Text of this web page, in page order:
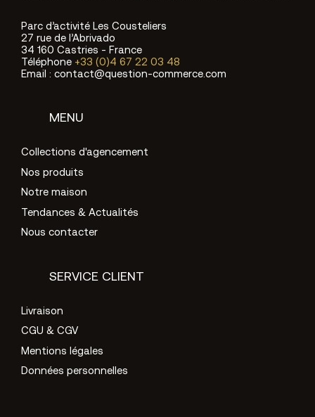
Parc d’activité Les Cousteliers
27 rue de l’Abrivado
34 160 Castries - France
Téléphone +33 (0)4 67 22 03 48
Email : contact@question-commerce.com
MENU
Collections d'agencement
Nos produits
Notre maison
Tendances & Actualités
Nous contacter
SERVICE CLIENT
Livraison
CGU & CGV
Mentions légales
Données personnelles